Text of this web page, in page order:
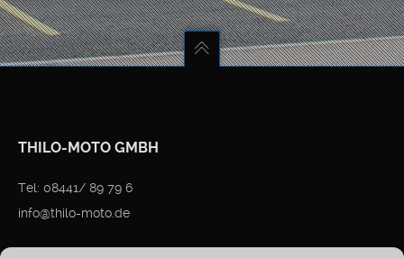
THILO-MOTO GMBH
Tel: 08441/ 89 79 6
info@thilo-moto.de